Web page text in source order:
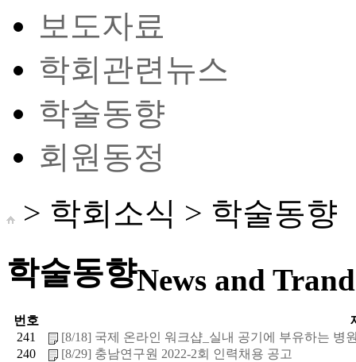
보도자료
학회관련뉴스
학술동향
회원동정
> 학회소식 > 학술동향
학술동향News and
번호
241
[8/18] 국제 온라인 워크샵_실내 공기에 부유하는 병
240
[8/29] 충남연구원 2022-2회 인력채용 공고